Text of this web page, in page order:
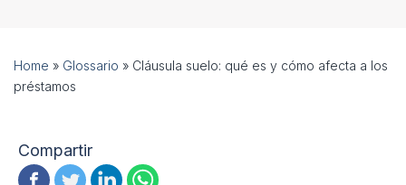
Home » Glossario » Cláusula suelo: qué es y cómo afecta a los
préstamos
Compartir